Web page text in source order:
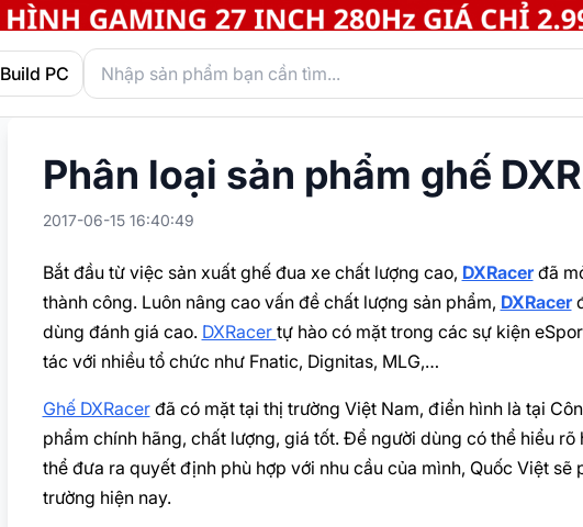
Build PC
Phân loại sản phẩm ghế
2017-06-15 16:40:49
Bắt đầu từ việc sản xuất ghế đua xe chất lượng cao, DXRacerđã
thành công. Luôn nâng cao vấn đề chất lượng sản phẩm, DXRacer
dùng đánh giá cao. DXRacer tự hào có mặt trong các sự kiện
tác với nhiều tổ chức như Fnatic, Dignitas, MLG,…
Ghế DXRacerđã có mặt tại thị trường Việt Nam, điển hình là tại
phẩm chính hãng, chất lượng, giá tốt. Để người dùng có thể hiểu rõ
thể đưa ra quyết định phù hợp với nhu cầu của mình, Quốc Việt sẽ
trường hiện nay.